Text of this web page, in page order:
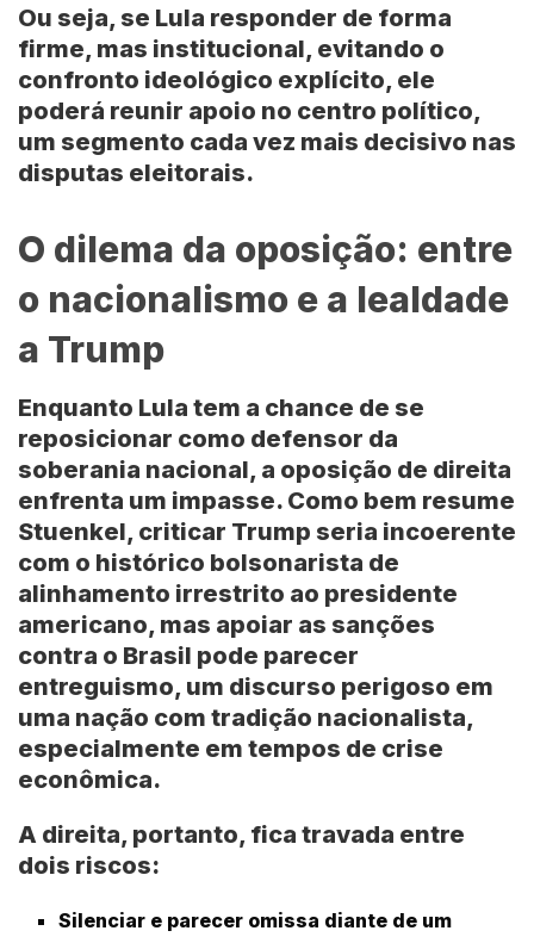
Ou seja, se Lula responder de forma
firme, mas institucional, evitando o
confronto ideológico explícito, ele
poderá reunir apoio no centro político,
um segmento cada vez mais decisivo nas
disputas eleitorais.
O dilema da oposição: entre
o nacionalismo e a lealdade
a Trump
Enquanto Lula tem a chance de se
reposicionar como defensor da
soberania nacional, a oposição de direita
enfrenta um impasse. Como bem resume
Stuenkel, criticar Trump seria incoerente
com o histórico bolsonarista de
alinhamento irrestrito ao presidente
americano, mas apoiar as sanções
contra o Brasil pode parecer
entreguismo, um discurso perigoso em
uma nação com tradição nacionalista,
especialmente em tempos de crise
econômica.
A direita, portanto, fica travada entre
dois riscos:
Silenciar e parecer omissa diante de um